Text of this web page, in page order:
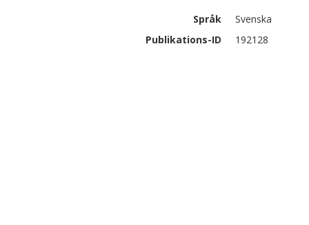
Språk
Svenska
Publikations-ID
192128